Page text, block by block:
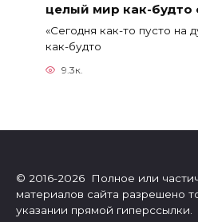
целый мир как-будто
«Сегодня как-то пусто на
как-будто
9.3к.
© 2016-2026 Полное или
материалов сайта разрешено
указании прямой гиперссылки.